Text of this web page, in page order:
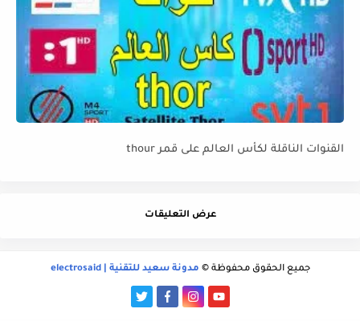
القنوات الناقلة لكأس العالم على قمر thour
عرض التعليقات
جميع الحقوق محفوظة © مدونة سعيد للتقنية | electrosaid